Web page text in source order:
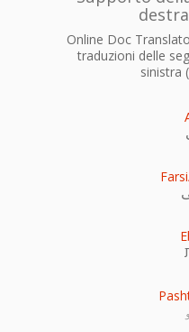
Online Doc
traduzioni delle
sinistra